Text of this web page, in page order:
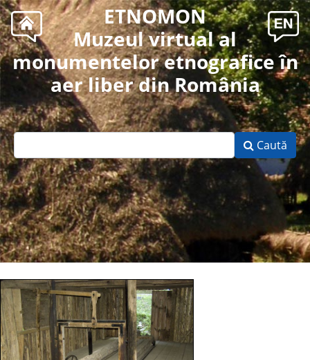
ETNOMON
Muzeul virtual al
monumentelor etnografice în
aer liber din România
Caută